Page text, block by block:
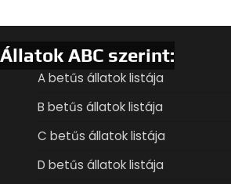
Állatok ABC szerint:
A betűs állatok listája
B betűs állatok listája
C betűs állatok listája
D betűs állatok listája